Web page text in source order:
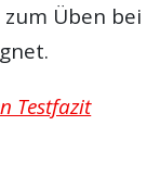
Üben bei
Testfazit